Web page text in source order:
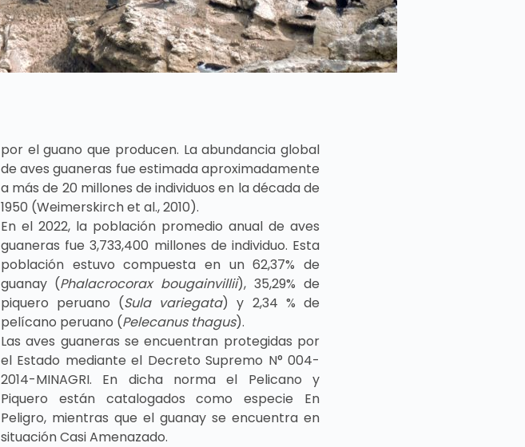
por el guano que producen. La abundancia global
de aves guaneras fue estimada aproximadamente
a más de 20 millones de individuos en la década de
1950 (Weimerskirch et al., 2010).
En el 2022, la población promedio anual de aves
guaneras fue 3,733,400 millones de individuo. Esta
población estuvo compuesta en un 62,37% de
guanay (Phalacrocorax bougainvillii), 35,29% de
piquero peruano (Sula variegata) y 2,34 % de
pelícano peruano (Pelecanus thagus).
Las aves guaneras se encuentran protegidas por
el Estado mediante el Decreto Supremo N° 004-
2014-MINAGRI. En dicha norma el Pelicano y
Piquero están catalogados como especie En
Peligro, mientras que el guanay se encuentra en
situación Casi Amenazado.